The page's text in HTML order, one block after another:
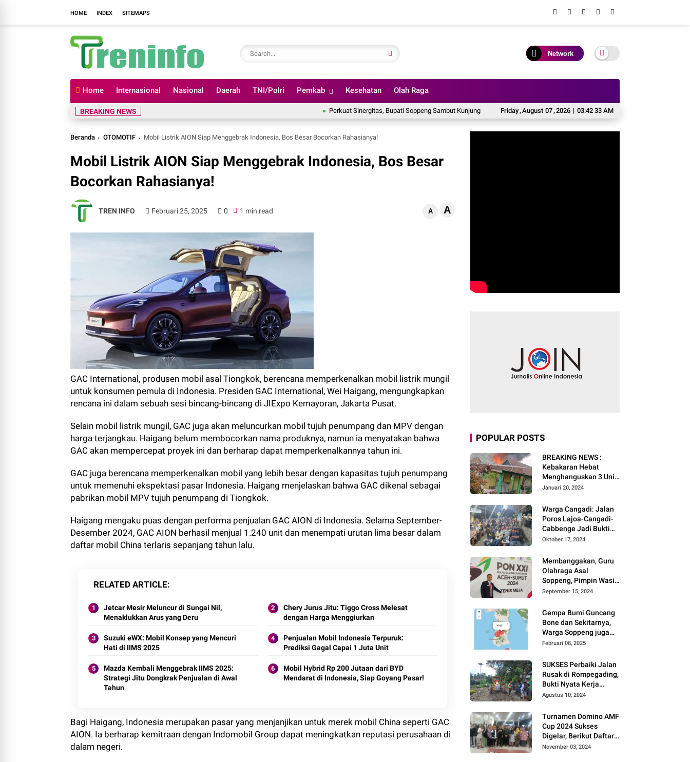
HOME INDEX SITEMAPS
Network
Home Internasional Nasional Daerah TNI/Polri Pemkab Kesehatan Olah Raga
Friday,August 07,2026 | 03:42 34 AM
BREAKING NEWS Perkuat Sinergitas, Bupati Soppeng Sambut Kunjungan Kapolres Baru di Rumah Jabatan Komitmen Jaga Kamtibmas, Kapolres
Beranda OTOMOTIF Mobil Listrik AION Siap Menggebrak Indonesia, Bos Besar Bocorkan Rahasianya!
Mobil Listrik AION Siap Menggebrak Indonesia, Bos Besar
Bocorkan Rahasianya!
TREN INFO Februari 25, 2025 0 1 min read A A
GAC International, produsen mobil asal Tiongkok, berencana memperkenalkan mobil listrik mungil
untuk konsumen pemula di Indonesia. Presiden GAC International, Wei Haigang, mengungkapkan
rencana ini dalam sebuah sesi bincang-bincang di JIExpo Kemayoran, Jakarta Pusat.
Selain mobil listrik mungil, GAC juga akan meluncurkan mobil tujuh penumpang dan MPV dengan
harga terjangkau. Haigang belum membocorkan nama produknya, namun ia menyatakan bahwa
GAC akan mempercepat proyek ini dan berharap dapat memperkenalkannya tahun ini.
GAC juga berencana memperkenalkan mobil yang lebih besar dengan kapasitas tujuh penumpang
untuk memenuhi ekspektasi pasar Indonesia. Haigang menjelaskan bahwa GAC dikenal sebagai
pabrikan mobil MPV tujuh penumpang di Tiongkok.
Haigang mengaku puas dengan performa penjualan GAC AION di Indonesia. Selama September-
Desember 2024, GAC AION berhasil menjual 1.240 unit dan menempati urutan lima besar dalam
daftar mobil China terlaris sepanjang tahun lalu.
RELATED ARTICLE
Jetcar Mesir Meluncur di Sungai Nil,
Menaklukkan Arus yang Deru
Chery Jurus Jitu: Tiggo Cross Melesat
dengan Harga Menggiurkan
Suzuki eWX: Mobil Konsep yang Mencuri
Hati di IIMS 2025
Penjualan Mobil Indonesia Terpuruk:
Prediksi Gagal Capai 1 Juta Unit
Mazda Kembali Menggebrak IIMS 2025:
Strategi Jitu Dongkrak Penjualan di Awal
Tahun
Mobil Hybrid Rp 200 Jutaan dari BYD
Mendarat di Indonesia, Siap Goyang Pasar!
Bagi Haigang, Indonesia merupakan pasar yang menjanjikan untuk merek mobil China seperti GAC
AION. Ia berharap kemitraan dengan Indomobil Group dapat meningkatkan reputasi perusahaan di
dalam negeri.
POPULAR POSTS
BREAKING NEWS :
Kebakaran Hebat
Menghanguskan 3 Unit
Rumah Di Jalan
Watansoppeng
Januari 20, 2024
Warga Cangadi: Jalan
Poros Lajoa-Cangadi-
Cabbenge Jadi Bukti
Kinerja SUKSES
Oktober 17, 2024
Membanggakan, Guru
Olahraga Asal
Soppeng, Pimpin Wasit
Tenis Meja PON XXI
September 15, 2024
Gempa Bumi Guncang
Bone dan Sekitarnya,
Warga Soppeng juga
Merasakan
Februari 08, 2025
SUKSES Perbaiki Jalan
Rusak di Rompegading,
Bukti Nyata Kerja
Tanpa Tunggu
Agustus 10, 2024
Turnamen Domino AMF
Cup 2024 Sukses
Digelar, Berikut Daftar
Pemenangnya
November 03, 2024